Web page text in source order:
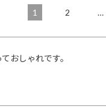
1 2 …
おしゃれです。